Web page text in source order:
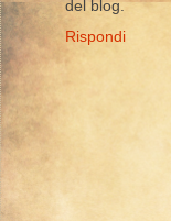
del blog.
Rispondi